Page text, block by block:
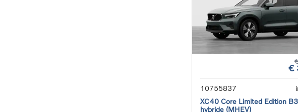
€
10755837
XC40 Core Limited Edition
hybride (MHEV)